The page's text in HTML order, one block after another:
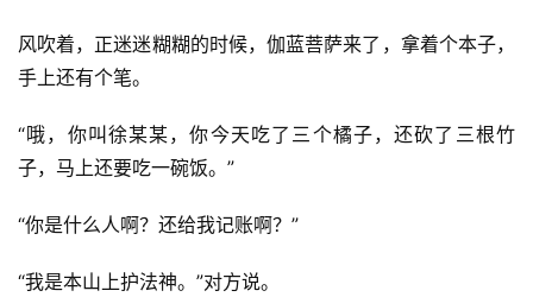
风吹着，正迷迷糊糊的时候，伽蓝菩萨来了，拿着个本子，
手上还有个笔。
“哦，你叫徐某某，你今天吃了三个橘子，还砍了三根竹
子，马上还要吃一碗饭。”
“你是什么人啊？还给我记账啊？”
“我是本山上护法神。”对方说。